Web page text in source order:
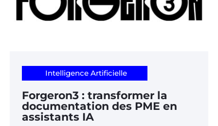
Intelligence Artificielle
Forgeron3 : transformer la
documentation des PME en
assistants IA